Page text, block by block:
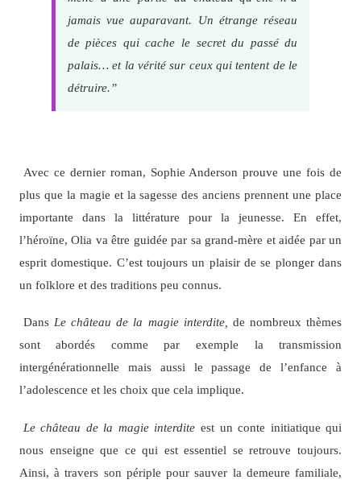
jamais vue auparavant. Un étrange réseau
de pièces qui cache le secret du passé du
palais… et la vérité sur ceux qui tentent de le
détruire.”
Avec ce dernier roman, Sophie Anderson prouve une fois de
plus que la magie et la sagesse des anciens prennent une place
importante dans la littérature pour la jeunesse. En effet,
l’héroïne, Olia va être guidée par sa grand-mère et aidée par un
esprit domestique. C’est toujours un plaisir de se plonger dans
un folklore et des traditions peu connus.
Dans Le château de la magie interdite, de nombreux thèmes
sont abordés comme par exemple la transmission
intergénérationnelle mais aussi le passage de l’enfance à
l’adolescence et les choix que cela implique.
Le château de la magie interditeest un conte initiatique qui
nous enseigne que ce qui est essentiel se retrouve toujours.
Ainsi, à travers son périple pour sauver la demeure familiale,